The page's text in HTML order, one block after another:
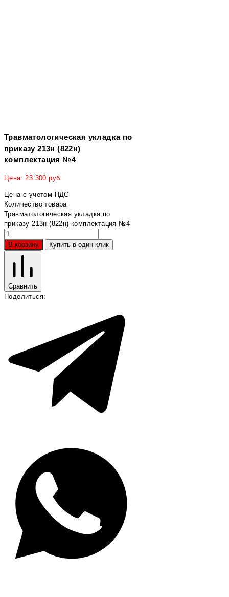
Травматологическая укладка по
приказу 213н (822н)
комплектация №4
Цена:23 300 руб.
Цена с учетом НДС
Количество товара
Травматологическая укладка по
приказу 213н (822н) комплектация №4
В корзину Купить в один клик
Сравнить
Поделиться: